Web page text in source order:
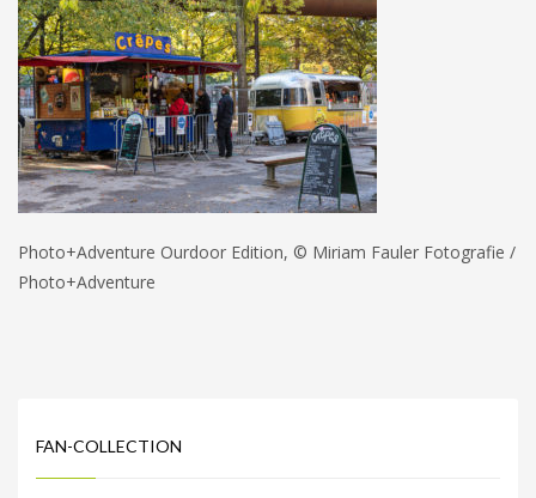
Photo+Adventure Ourdoor Edition, © Miriam Fauler Fotografie /
Photo+Adventure
FAN-COLLECTION